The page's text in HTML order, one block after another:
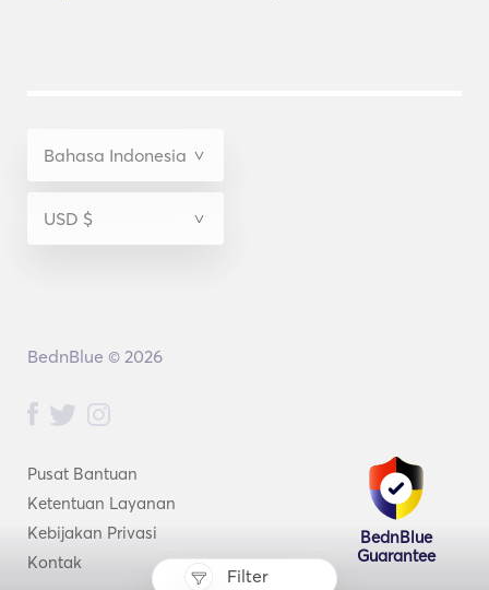
Filter
Pusat Bantuan
Ketentuan Layanan
Kebijakan Privasi
Kontak
BednBlue
Guarantee
BednBlue © 2026